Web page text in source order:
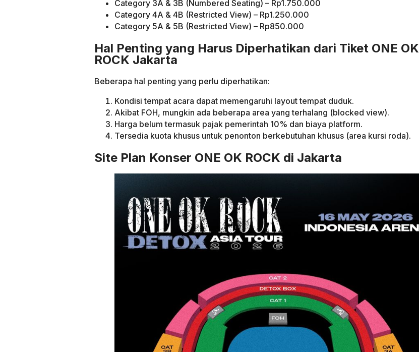
Category 3A & 3B (Numbered Seating) – Rp1.750.000
Category 4A & 4B (Restricted View) – Rp1.250.000
Category 5A & 5B (Restricted View) – Rp850.000
Hal Penting yang Harus Diperhatikan dari Tiket ONE OK
ROCK Jakarta
Beberapa hal penting yang perlu diperhatikan:
Kondisi tempat acara dapat memengaruhi layout tempat duduk.
Akibat FOH, mungkin ada beberapa area yang terhalang (blocked view).
Harga belum termasuk pajak pemerintah 10% dan biaya platform.
Tersedia kuota khusus untuk penonton berkebutuhan khusus (area kursi roda).
Site Plan Konser ONE OK ROCK di Jakarta